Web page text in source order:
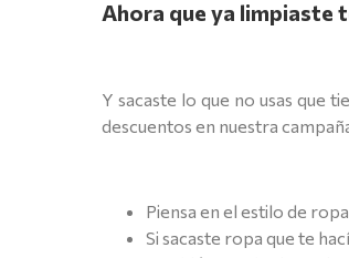
Ahora que ya limpiaste
Y sacaste lo que no usas que
descuentos en nuestra
Piensa en el estilo de
Si sacaste ropa que te